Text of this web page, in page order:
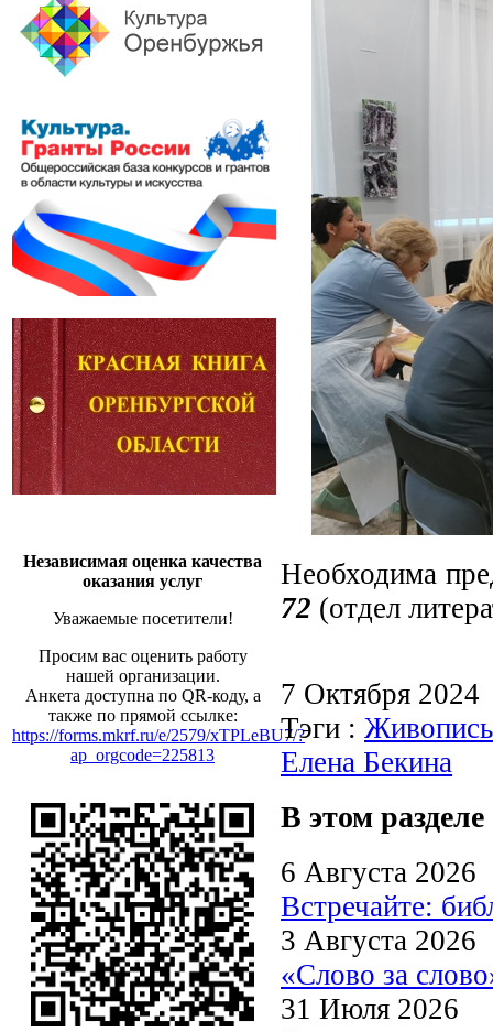
Независимая оценка качества
оказания услуг
Уважаемые посетители!
Просим вас оценить работу
нашей организации.
Анкета доступна по QR-коду, а
также по прямой ссылке:
https://forms.mkrf.ru/e/2579/xTPLeBU7/?
ap_orgcode=225813
Необходима
72 (отдел
7 Октября
Тэги : Живопись
Елена Бекина
В этом разделе
6 Августа 2026
Встречайте:
3 Августа 2026
«Слово за
31 Июля 2026